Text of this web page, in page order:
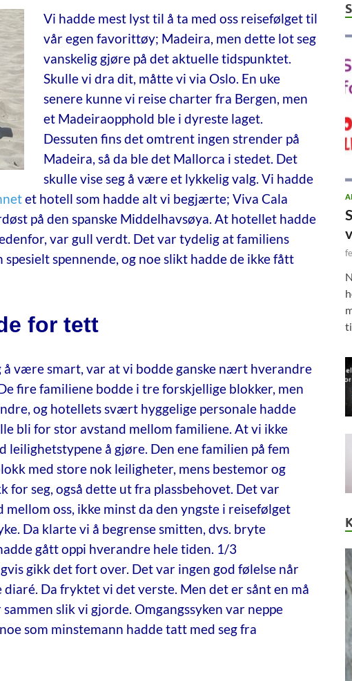
Vi hadde mest lyst til å ta med oss reisefølget til
vår egen favorittøy; Madeira, men dette lot seg
vanskelig gjøre på det aktuelle tidspunktet.
Skulle vi dra dit, måtte vi via Oslo. En uke
senere kunne vi reise charter fra Bergen, men
et Madeiraopphold ble i dyreste laget.
Dessuten fins det omtrent ingen strender på
Madeira, så da ble det Mallorca i stedet. Det
skulle vise seg å være et lykkelig valg. Vi hadde
et hotell som hadde alt vi begjærte; Viva Cala
på den spanske Middelhavsøya. At hotellet hadde
var gull verdt. Det var tydelig at familiens
spennende, og noe slikt hadde de ikke fått
for tett
å være smart, var at vi bodde ganske nært hverandre
fire familiene bodde i tre forskjellige blokker, men
og hotellets svært hyggelige personale hadde
bli for stor avstand mellom familiene. At vi ikke
leilighetstypene å gjøre. Den ene familien på fem
med store nok leiligheter, mens bestemor og
for seg, også dette ut fra plassbehovet. Det var
oss, ikke minst da den yngste i reisefølget
Da klarte vi å begrense smitten, dvs. bryte
gått oppi hverandre hele tiden. 1/3
gikk det fort over. Det var ingen god følelse når
Da fryktet vi det verste. Men det er sånt en må
slik vi gjorde. Omgangssyken var neppe
som minstemann hadde tatt med seg fra